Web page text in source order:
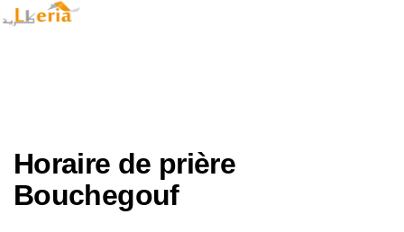
Horaire de prière
Bouchegouf